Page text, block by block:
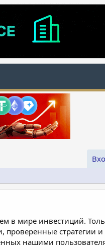
в мире инвестиций.
стратегии
нашими